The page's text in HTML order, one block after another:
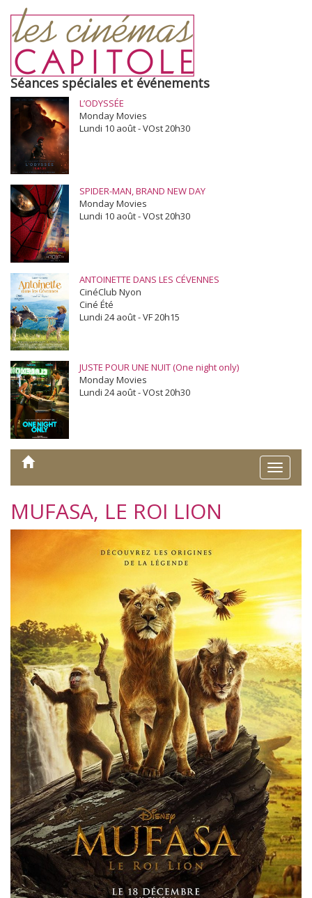
Séances spéciales et événements
L’ODYSSÉE
Monday Movies
Lundi 10 août - VOst 20h30
SPIDER-MAN, BRAND NEW DAY
Monday Movies
Lundi 10 août - VOst 20h30
ANTOINETTE DANS LES CÉVENNES
CinéClub Nyon
Ciné Été
Lundi 24 août - VF 20h15
JUSTE POUR UNE NUIT (One night only)
Monday Movies
Lundi 24 août - VOst 20h30
Toggle
MUFASA, LE ROI LION